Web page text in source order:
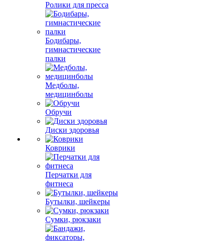
Ролики для пресса
Бодибары,
гимнастические
палки
Медболы,
медицинболы
Обручи
Диски здоровья
Коврики
Перчатки для
фитнеса
Бутылки, шейкеры
Сумки, рюкзаки